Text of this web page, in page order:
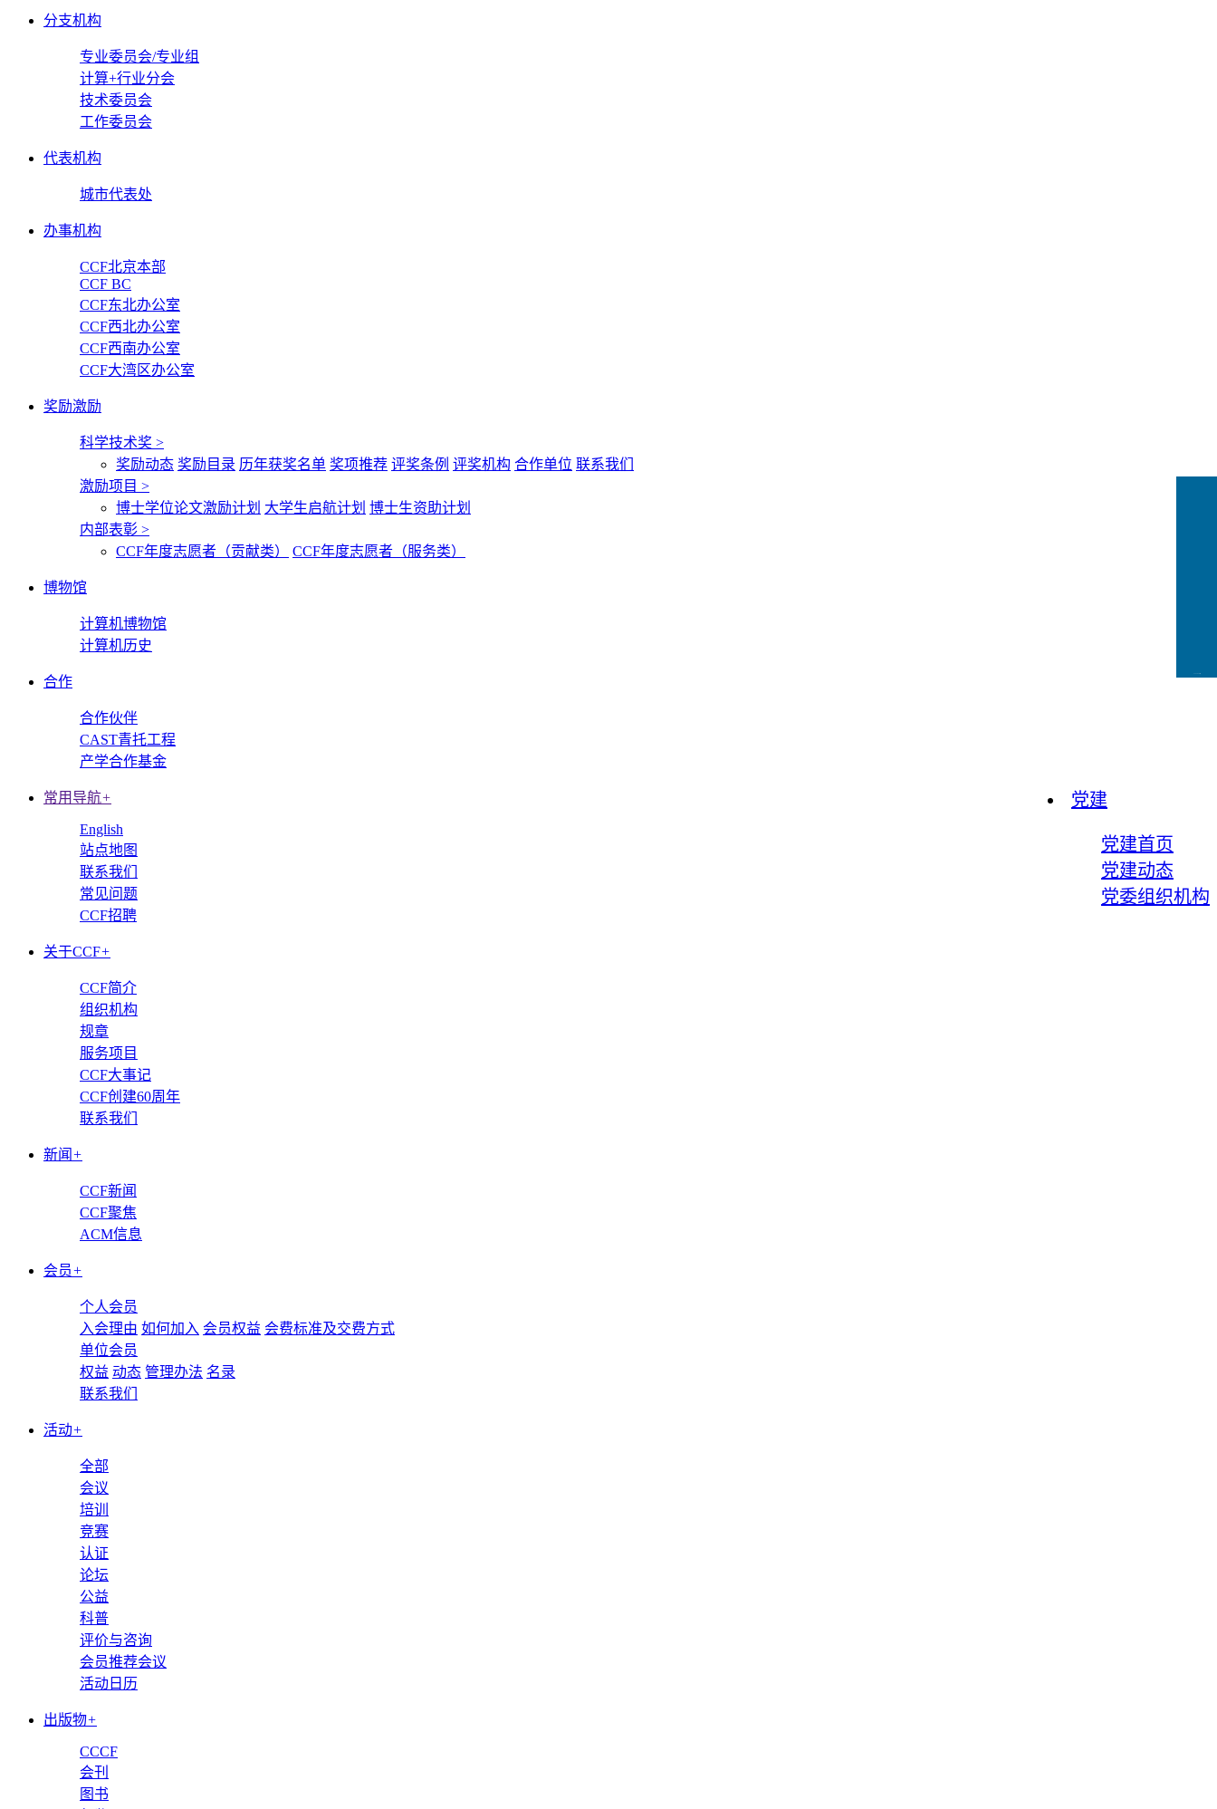
分支机构
专业委员会/专业组
计算+行业分会
技术委员会
工作委员会
代表机构
城市代表处
办事机构
CCF北京本部
CCF BC
CCF东北办公室
CCF西北办公室
CCF西南办公室
CCF大湾区办公室
奖励激励
科学技术奖 >
奖励动态 奖励目录 历年获奖名单 奖项推荐 评奖条例 评奖机构 合作单位 联系我们
激励项目 >
博士学位论文激励计划 大学生启航计划 博士生资助计划
内部表彰 >
CCF年度志愿者（贡献类）
CCF年度志愿者（服务类）
博物馆
计算机博物馆
计算机历史
合作
合作伙伴
CAST青托工程
产学合作基金
党建
党建首页
党建动态
党委组织机构
常用导航+
English
站点地图
联系我们
常见问题
CCF招聘
关于CCF+
CCF简介
组织机构
规章
服务项目
CCF大事记
CCF创建60周年
联系我们
新闻 +
CCF新闻
CCF聚焦
ACM信息
会员+
个人会员
入会理由 如何加入 会员权益 会费标准及交费方式
单位会员
权益 动态 管理办法 名录
联系我们
活动+
全部
会议
培训
竞赛
认证
论坛
公益
科普
评价与咨询
会员推荐会议
活动日历
出版物+
CCCF
会刊
图书